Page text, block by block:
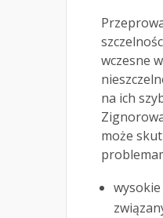
wczesne
na ich
może